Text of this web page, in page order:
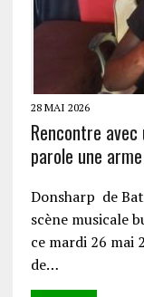
28 MAI 2026
Rencontre
parole une
Donsharp de
scène musicale
ce mardi 26 mai
de…